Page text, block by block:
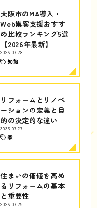
大阪市のMA導入・
Web集客支援おすす
め比較ランキング5選
【2026年最新】
2026.07.28
知識
リフォームとリノベ
ーションの定義と目
的の決定的な違い
2026.07.27
家
住まいの価値を高め
るリフォームの基本
と重要性
2026.07.25